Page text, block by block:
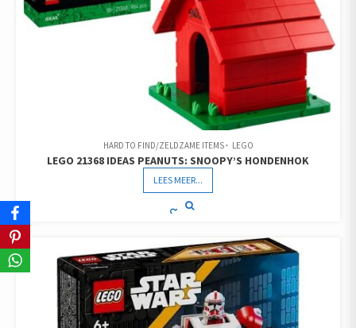
HARD TO FIND/ZELDZAME ITEMS LEGO
LEGO 21368 IDEAS PEANUTS: SNOOPY’S HONDENHOK
LEES MEER...